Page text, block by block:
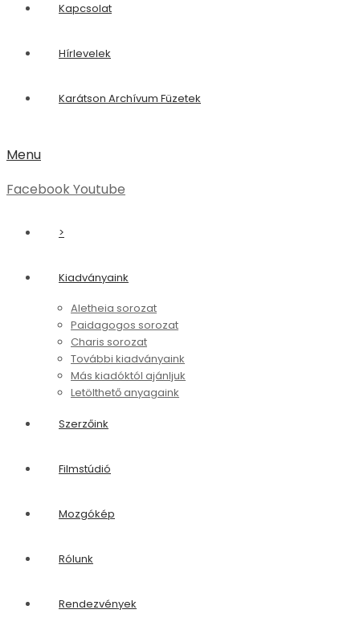
Kapcsolat
Hírlevelek
Karátson Archívum Füzetek
Menu
FacebookYoutube
>
Kiadványaink
Aletheia sorozat
Paidagogos sorozat
Charis sorozat
További kiadványaink
Más kiadóktól ajánljuk
Letölthető anyagaink
Szerzőink
Filmstúdió
Mozgókép
Rólunk
Rendezvények